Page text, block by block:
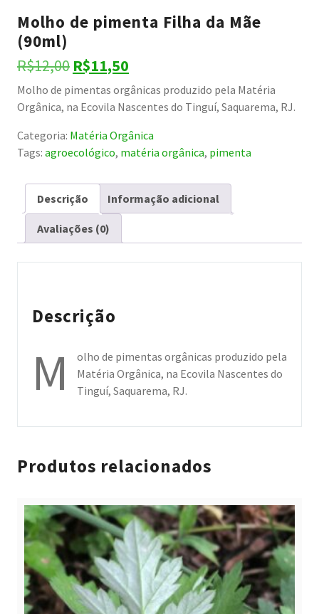
Molho de pimenta Filha da Mãe
(90ml)
R$12,00 O
preço
original
era:
R$12,00.
R$11,50
preço
atual
é:
R$11,50.
Molho de pimentas orgânicas produzido pela Matéria
Orgânica, na Ecovila Nascentes do Tinguí, Saquarema, RJ.
Categoria: Matéria Orgânica
Tags: agroecológico, matéria orgânica, pimenta
Descrição Informação adicional
Avaliações (0)
Descrição
M
olho de pimentas orgânicas produzido pela
Matéria Orgânica, na Ecovila Nascentes do
Tinguí, Saquarema, RJ.
Produtos relacionados